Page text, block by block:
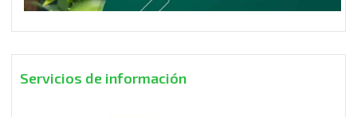
Servicios de información